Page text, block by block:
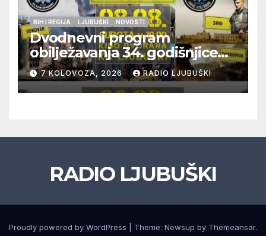
BIH I REGIJA LJUBUŠKI NOVOSTI
Dvodnevni program
obilježavanja 34. godišnjice
pogibije generala Blaža
Kraljevića i osmorice
pripadnika HOS-a
7 KOLOVOZA, 2026 RADIO LJUBUŠKI
RADIO LJUBUŠKI
Proudly powered by WordPress Theme: Newsup by Themeansar.